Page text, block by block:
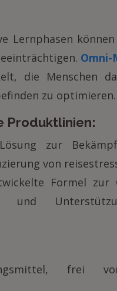
Lernphasen
Omni-
die Menschen
zu optimieren.
Produktlinien:
zur
von
Formel zur
und
frei